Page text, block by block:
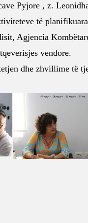
Pyjore , z.
të
, Agjencia
vendore.
dhe zhvillime të